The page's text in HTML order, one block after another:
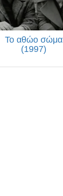
Το αθώο σώμα
(1997)